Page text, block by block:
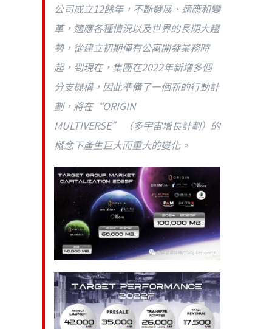
公司成立12餘年，不斷發展、適應和變
革，適應各種情況以及世界的長期大趨
勢，從建立初期僅有公寓開發業務時
起，到現在，集團在2022年新增多個
分支機構，因此準備了一個新的行動計
劃，將在“ORIGIN
MULTIVERSE” （多宇宙增長計劃）的
概念下產生巨大而重大的變化。